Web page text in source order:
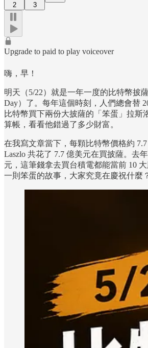
2 3
Upgrade to paid to play voiceover
嗨，早！
明天（5/22）就是一年一度的比特幣披
Day）了。每年這個時刻，人們總會替
比特幣買下兩份大披薩的「笨蛋」拉斯洛
算帳，看看他錯過了多少財富。
在我寫文章當下，每顆比特幣價格約
Laszlo 共花了 7.7 億美元在買披薩。去
元，這筆錢拿去買台積電都能當前 10
一則笨蛋的故事，大家究竟在慶祝什麼